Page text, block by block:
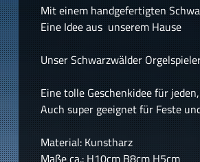
Mit einem handgefertigten
Eine Idee aus unserem Hause
Unser Schwarzwälder
Eine tolle Geschenkidee für
Auch super geeignet für Feste
Material: Kunstharz
Maße ca.: H10cm B8cm H5cm